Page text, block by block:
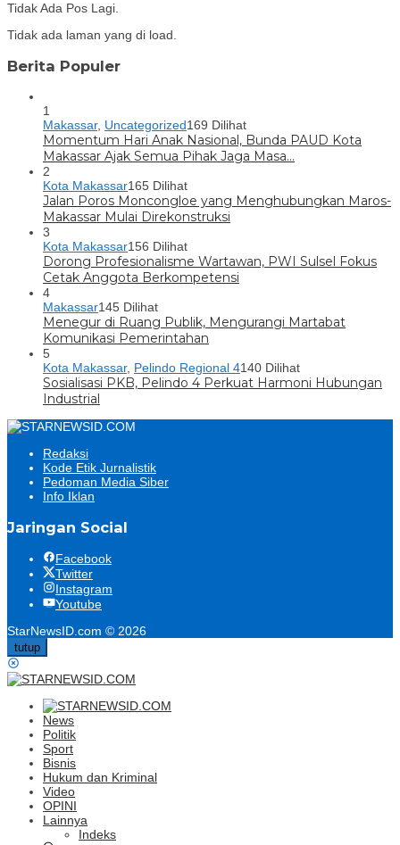
Tidak Ada Pos Lagi.
Tidak ada laman yang di load.
Berita Populer
1
Makassar, Uncategorized169 Dilihat
Momentum Hari Anak Nasional, Bunda PAUD Kota
Makassar Ajak Semua Pihak Jaga Masa…
2
Kota Makassar165 Dilihat
Jalan Poros Moncongloe yang Menghubungkan Maros-
Makassar Mulai Direkonstruksi
3
Kota Makassar156 Dilihat
Dorong Profesionalisme Wartawan, PWI Sulsel Fokus
Cetak Anggota Berkompetensi
4
Makassar145 Dilihat
Menegur di Ruang Publik, Mengurangi Martabat
Komunikasi Pemerintahan
5
Kota Makassar, Pelindo Regional 4140 Dilihat
Sosialisasi PKB, Pelindo 4 Perkuat Harmoni Hubungan
Industrial
Redaksi
Kode Etik Jurnalistik
Pedoman Media Siber
Info Iklan
Jaringan Social
Facebook
Twitter
Instagram
Youtube
StarNewsID.com © 2026
tutup
News
Politik
Sport
Bisnis
Hukum dan Kriminal
Video
OPINI
Lainnya
Indeks